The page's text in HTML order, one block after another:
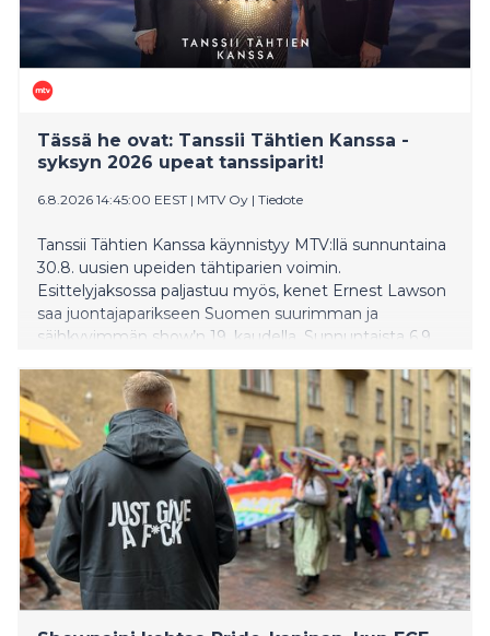
Tässä he ovat: Tanssii Tähtien Kanssa -
syksyn 2026 upeat tanssiparit!
6.8.2026 14:45:00 EEST | MTV Oy | Tiedote
Tanssii Tähtien Kanssa käynnistyy MTV:llä sunnuntaina
30.8. uusien upeiden tähtiparien voimin.
Esittelyjaksossa paljastuu myös, kenet Ernest Lawson
saa juontajaparikseen Suomen suurimman ja
säihkyvimmän show’n 19. kaudella. Sunnuntaista 6.9.
näyttävämmillä tanssiesityksillä ja uudistuneen TTK-
orkesterin sulosoinnuilla.